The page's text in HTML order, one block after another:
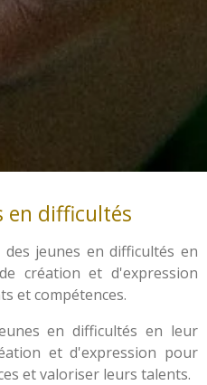
en difficultés
jeunes en difficultés en
création et d'expression
et compétences.
en difficultés en leur
et d'expression pour
et valoriser leurs talents.